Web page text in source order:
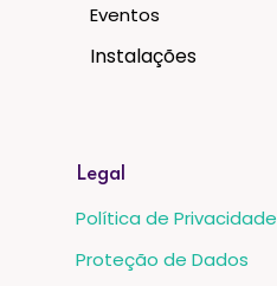
Eventos
Instalações
Legal
Política de Privacidade
Proteção de Dados